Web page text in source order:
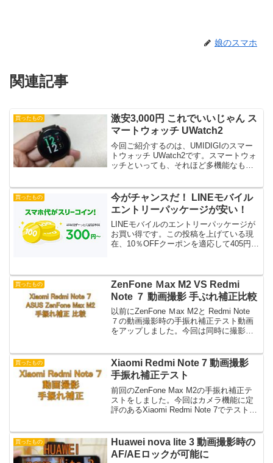
娘のスマホ
関連記事
買ったもの
激安3,000円 これでいいじゃん ス
マートウォッチ UWatch2
今回ご紹介するのは、UMIDIGIのスマー
トウォッチ UWatch2です。スマートウォ
ッチといっても、それほど多機能なもの
ートバンドです。しかし、見た目はすっ
かり時計っ...
買ったもの
今がチャンスだ！ LINEモバイル
エントリーパッケージが安い！
LINEモバイルのエントリーパッケージが
お買い得です。この投稿を上げている現
在、10％OFFクーポンを適応して405円！
受付を開始したLINEモバイル。同時にか
なりお...
買ったもの
ZenFone Ｍax M2 VS Redmi
Note ７ 動画撮影 手ぶれ補正比較
以前にZenFone Ｍax M2と Redmi Note
７の動画撮影時の手振れ補正テスト動画
をアップしました。今回は同時に撮影し
M2の手振れ...
買ったもの
Xiaomi Redmi Note 7 動画撮影
手振れ補正テスト
前回のZenFone Max M2の手振れ補正テ
ストをしました。今回はカメラ機能に定
評のあるXiaomi Redmi Note 7でテストし
るような・・・ZenFone...
買ったもの
Huawei nova lite 3 動画撮影時の
AF/AEロックが可能に